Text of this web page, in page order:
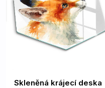
Skleněná krájecí deska